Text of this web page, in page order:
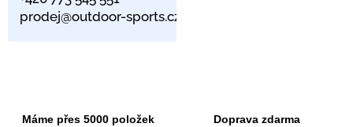
prodej@outdoor-sports.cz
Máme přes 5000 položek
Doprava zdarma